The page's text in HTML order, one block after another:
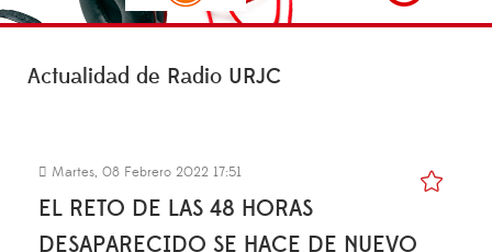
Actualidad de Radio URJC
Martes, 08 Febrero 2022 17:51
EL RETO DE LAS 48 HORAS
DESAPARECIDO SE HACE DE NUEVO